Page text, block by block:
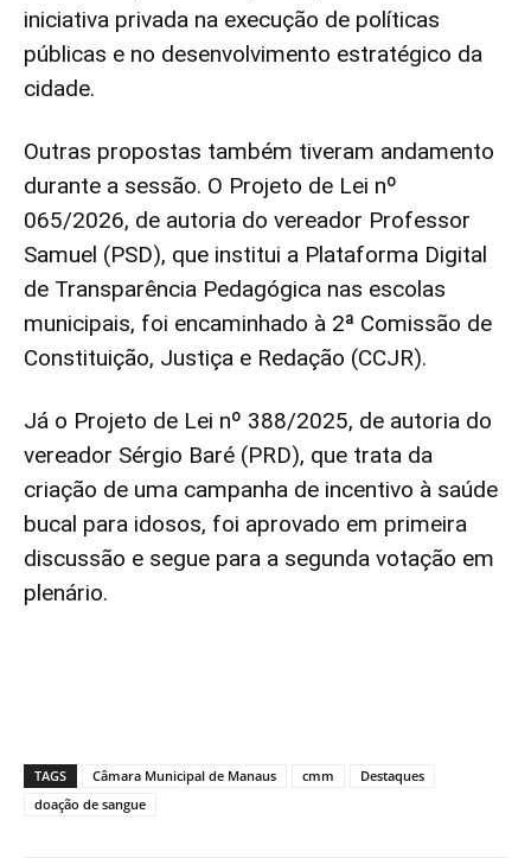
iniciativa privada na execução de políticas
públicas e no desenvolvimento estratégico da
cidade.
Outras propostas também tiveram andamento
durante a sessão. O Projeto de Lei nº
065/2026, de autoria do vereador Professor
Samuel (PSD), que institui a Plataforma Digital
de Transparência Pedagógica nas escolas
municipais, foi encaminhado à 2ª Comissão de
Constituição, Justiça e Redação (CCJR).
Já o Projeto de Lei nº 388/2025, de autoria do
vereador Sérgio Baré (PRD), que trata da
criação de uma campanha de incentivo à saúde
bucal para idosos, foi aprovado em primeira
discussão e segue para a segunda votação em
plenário.
TAGS Câmara Municipal de Manaus cmm
Destaques
doação de sangue